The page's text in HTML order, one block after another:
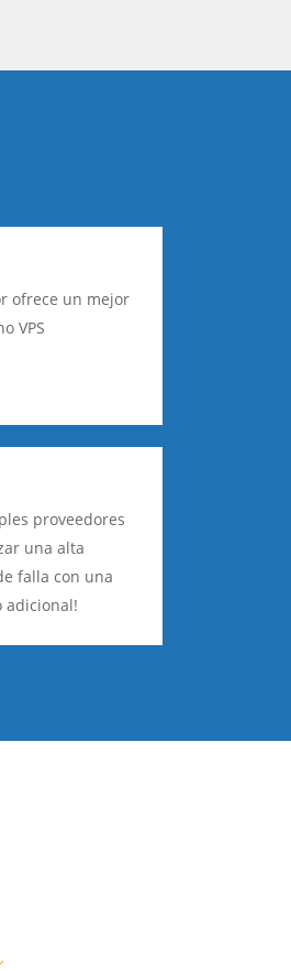
ofrece un mejor
VPS
proveedores
una alta
falla con una
adicional!